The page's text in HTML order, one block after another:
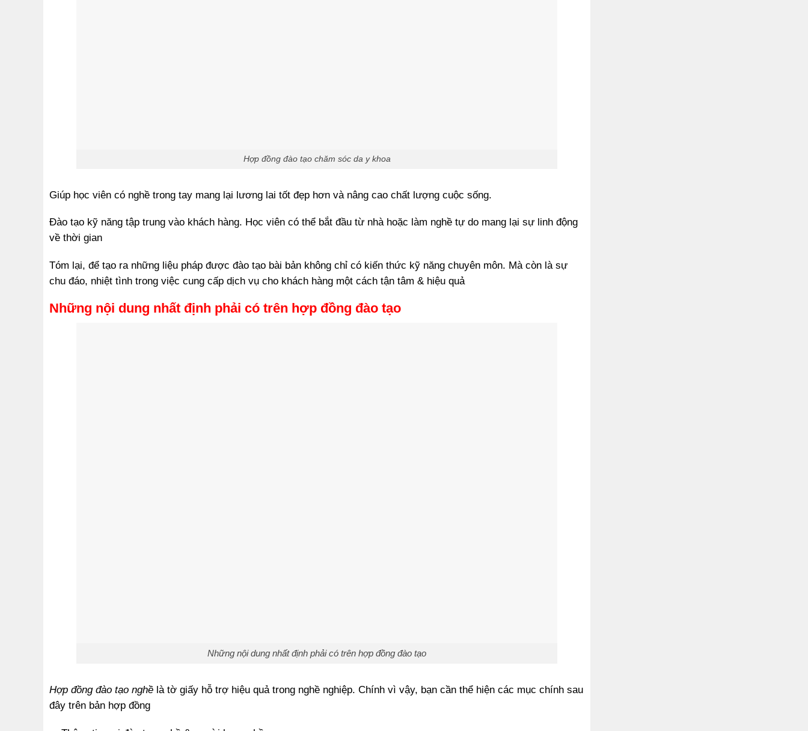
Hợp đồng đào tạo chăm sóc da y khoa
Giúp học viên có nghề trong tay mang lại lương lai tốt đẹp hơn và nâng cao chất lượng cuộc sống.
Đào tạo kỹ năng tập trung vào khách hàng. Học viên có thể bắt đầu từ nhà hoặc làm nghề tự do mang lại sự linh động
về thời gian
Tóm lại, để tạo ra những liệu pháp được đào tạo bài bản không chỉ có kiến thức kỹ năng chuyên môn. Mà còn là sự
chu đáo, nhiệt tình trong việc cung cấp dịch vụ cho khách hàng một cách tận tâm & hiệu quả
Những nội dung nhất định phải có trên hợp đồng đào tạo
Những nội dung nhất định phải có trên hợp đồng đào tạo
Hợp đồng đào tạo nghề là tờ giấy hỗ trợ hiệu quả trong nghề nghiệp. Chính vì vậy, bạn cần thể hiện các mục chính sau
đây trên bản hợp đồng